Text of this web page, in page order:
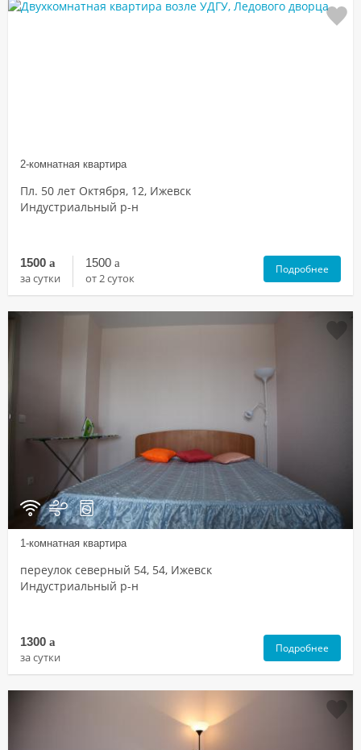
2-комнатная квартира
Пл. 50 лет Октября, 12, Ижевск
Индустриальный р-н
1500 a
за сутки
1500 a
от 2 суток
Подробнее
1-комнатная квартира
переулок северный 54, 54, Ижевск
Индустриальный р-н
1300 a
за сутки
Подробнее